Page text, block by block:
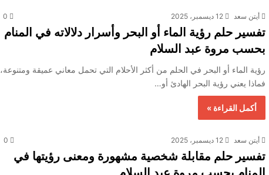
أيتن سعد 12 ديسمبر، 2025 0
تفسير حلم رؤية الماء أو البحر وأسرار دلالاته في المنام
بحسب مروة عبد السلام
رؤية الماء أو البحر في الحلم من أكثر الأحلام التي تحمل معاني عميقة ومتنوعة،
فماذا يعني رؤية البحر الهادئ أو…
أكمل القراءة »
أيتن سعد 12 ديسمبر، 2025 0
تفسير حلم مقابلة شخصية مشهورة ومعنى رؤيتها في